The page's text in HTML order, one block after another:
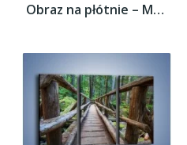
Obraz na płótnie – Mostek z drewnianych...